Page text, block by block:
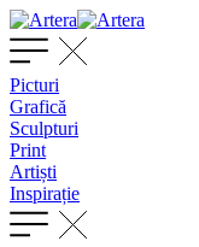
Picturi
Grafică
Sculpturi
Print
Artiști
Inspirație